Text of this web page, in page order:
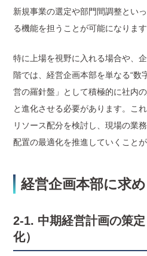
新規事業の選定や部門間調整とい
る機能を担うことが可能になります
特に上場を視野に入れる場合や、
階では、経営企画本部を単なる“数
営の羅針盤」として積極的に社内
と進化させる必要があります。こ
リソース配分を検討し、現場の業
配置の最適化を推進していくことが
経営企画本部に求
2-1. 中期経営計画の策
化）